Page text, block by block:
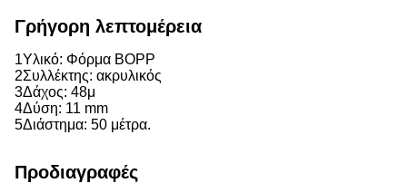
Γρήγορη λεπτομέρεια
1Υλικό: Φόρμα BOPP
2Συλλέκτης: ακρυλικός
3Δάχος: 48μ
4Δύση: 11 mm
5Διάστημα: 50 μέτρα.
Προδιαγραφές